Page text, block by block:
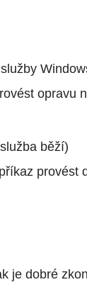
opravu
běží)
provést
je dobré